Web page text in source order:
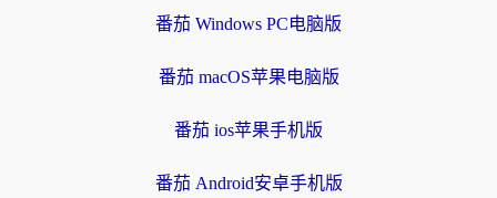
番茄 Windows PC电脑版
番茄 macOS苹果电脑版
番茄 ios苹果手机版
番茄 Android安卓手机版